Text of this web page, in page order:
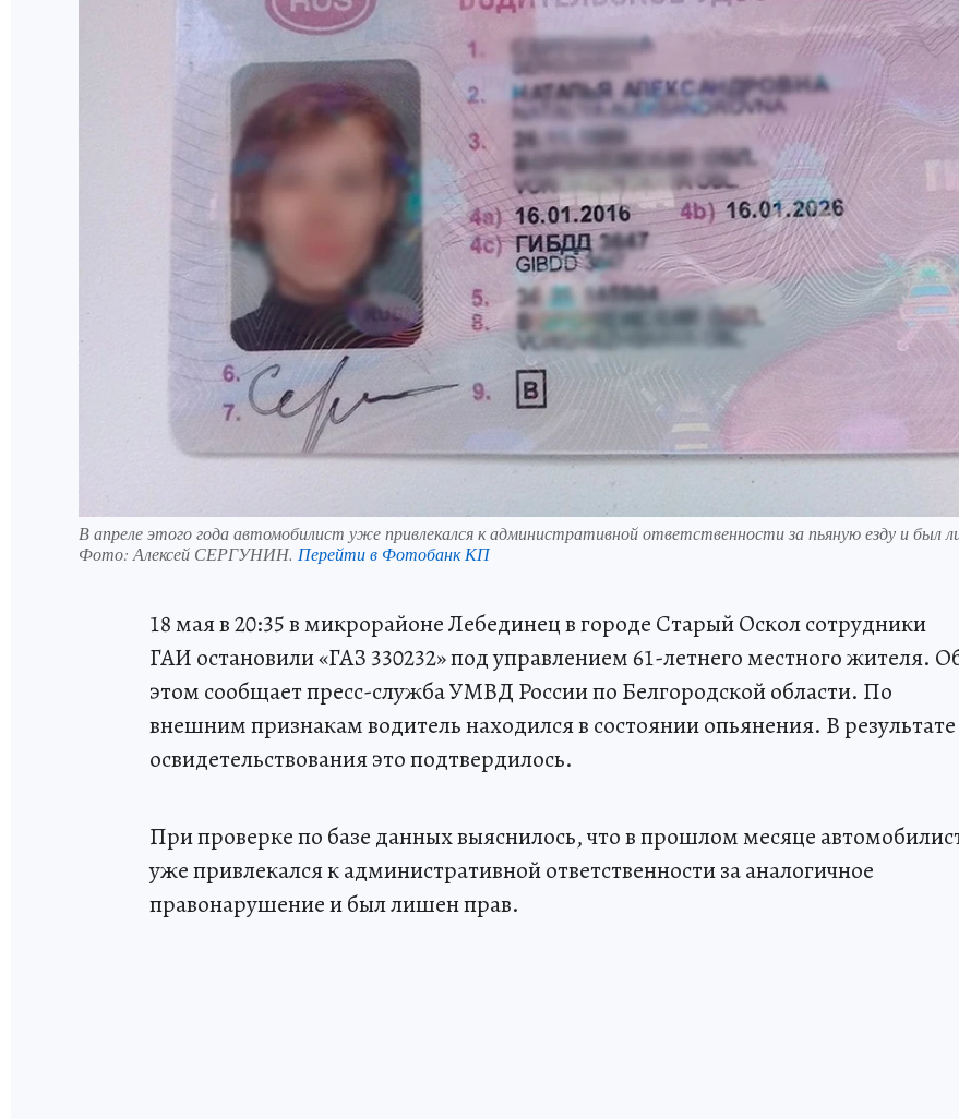
В апреле этого года автомобилист уже привлекался к административной ответственности за пьяную езду и был
Фото: Алексей СЕРГУНИН. Перейти в Фотобанк КП
18 мая в 20:35 в микрорайоне Лебединец в городе Старый Оскол сотрудники
ГАИ остановили «ГАЗ 330232» под управлением 61-летнего местного жителя.
этом сообщает пресс-служба УМВД России по Белгородской области. По
внешним признакам водитель находился в состоянии опьянения. В результате
освидетельствования это подтвердилось.
При проверке по базе данных выяснилось, что в прошлом месяце
уже привлекался к административной ответственности за аналогичное
правонарушение и был лишен прав.